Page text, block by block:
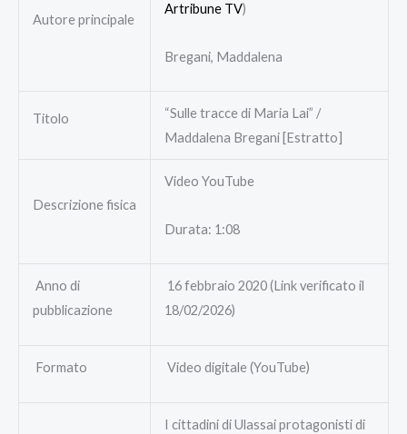
Autore principale
Artribune TV)
Bregani, Maddalena
Titolo
“Sulle tracce di Maria Lai” /
Maddalena Bregani [Estratto]
Descrizione fisica
Video YouTube
Durata: 1:08
Anno di
pubblicazione
16 febbraio 2020 (Link verificato il
18/02/2026)
Formato Video digitale (YouTube)
I cittadini di Ulassai protagonisti di